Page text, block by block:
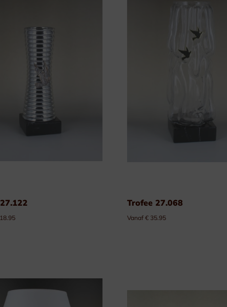
Trofee 27.068
Vanaf € 35.95